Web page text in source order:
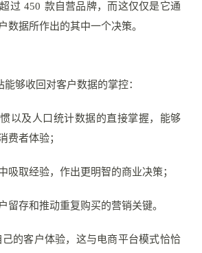
过 450 款⾃营品牌，⽽这仅仅是它通
数据所作出的其中⼀个决策。
够收回对客⼾数据的掌控：
以及⼈⼝统计数据的直接掌握，能够
费者体验；
吸取经验，作出更明智的商业决策；
留存和推动重复购买的营销关键。
的客⼾体验，这与电商平台模式恰恰